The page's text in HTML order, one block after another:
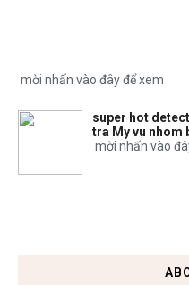
mời nhấn vào đây để xem
super hot
tra My vu nhom
mời nhấn vào